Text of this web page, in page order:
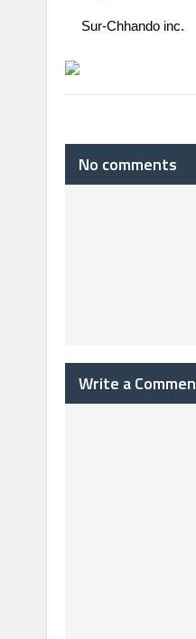
Sur-Chhando inc.
No comments
Write a